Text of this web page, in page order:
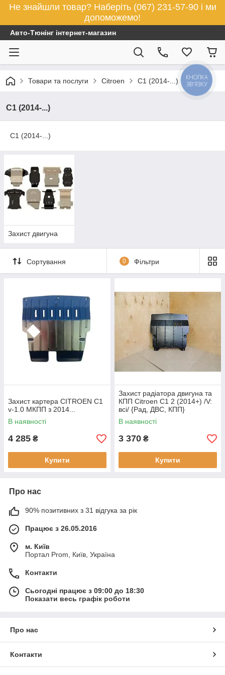
Не знайшли товар? Наберіть (067) 231-57-90 і ми
допоможемо!
Авто-Тюнінг інтернет-магазин
Товари та послуги Citroen С1 (2014-...)
С1 (2014-...)
С1 (2014-...)
Захист двигуна
Сортування 0 Фільтри
Захист картера CITROEN C1
v-1.0 МКПП з 2014...
В наявності
4 285 ₴
Купити
Захист радіатора двигуна та
КПП Citroen C1 2 (2014+) /V:
всі/ {Рад, ДВС, КПП}
В наявності
3 370 ₴
Купити
Про нас
90% позитивних з 31 відгука за рік
Працює з 26.05.2016
м. Київ
Портал Prom, Київ, Україна
Контакти
Сьогодні працює з 09:00 до 18:30
Показати весь графік роботи
Про нас
Контакти
КНОПКА
ЗВ'ЯЗКУ